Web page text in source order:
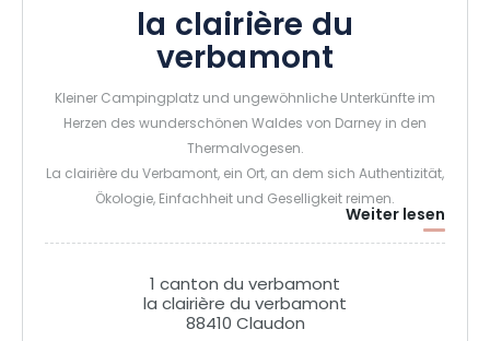
la clairière du
verbamont
Kleiner Campingplatz und ungewöhnliche Unterkünfte im
Herzen des wunderschönen Waldes von Darney in den
Thermalvogesen.
La clairière du Verbamont, ein Ort, an dem sich Authentizität,
Ökologie, Einfachheit und Geselligkeit reimen.
Weiter lesen
1 canton du verbamont
la clairière du verbamont
88410 Claudon